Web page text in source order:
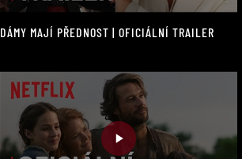
DÁMY MAJÍ PŘEDNOST | OFICIÁLNÍ TRAILER